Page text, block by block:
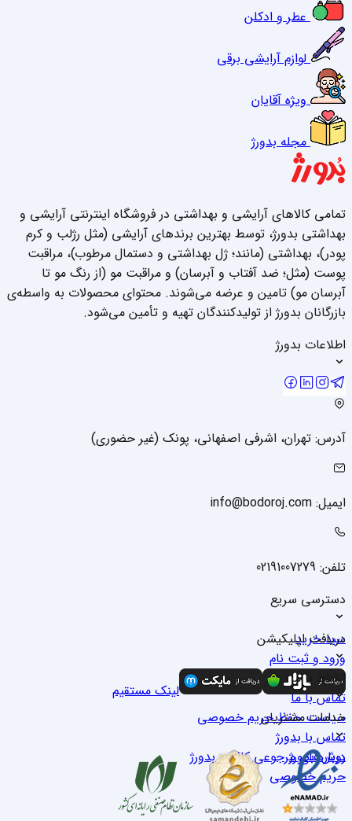
عطر و ادکلن
لوازم آرایشی برقی
ویژه آقایان
مجله بدورژ
تمامی کالاهای آرایشی و بهداشتی در فروشگاه اینترنتی آرایشی و
بهداشتی بدورژ، توسط بهترین برندهای آرایشی (مثل رژلب و کرم
پودر)، بهداشتی (مانند؛ ژل بهداشتی و دستمال مرطوب)، مراقبت
پوست (مثل؛ ضد آفتاب و آبرسان) و مراقبت مو (از رنگ مو تا
آبرسان مو) تامین و عرضه می‌شوند. محتوای محصولات به واسطه‌ی
بازرگانان بدورژ از تولیدکنندگان تهیه و تأمین می‌شود.
اطلاعات بدورژ
آدرس: تهران، اشرفی اصفهانی، پونک (غیر حضوری)
ایمیل: info@bodoroj.com
تلفن: 02191007279
دسترسی سریع
سبد خرید
ورود و ثبت نام
درباره ما
تماس با ما
دریافت اپلیکیشن
لینک مستقیم
ارتباط با ما
سیاست حفظ حریم خصوصی
تماس با بدو‌رژ
درباره بدو‌رژ
خدمات مشتریان
روش‌های مرجوعی کالا در بدو‌رژ
حریم خصوصی